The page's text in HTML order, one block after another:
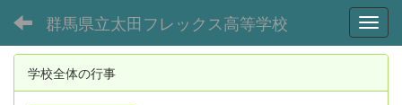
群馬県立太田フレックス高等学校
学校全体の行事